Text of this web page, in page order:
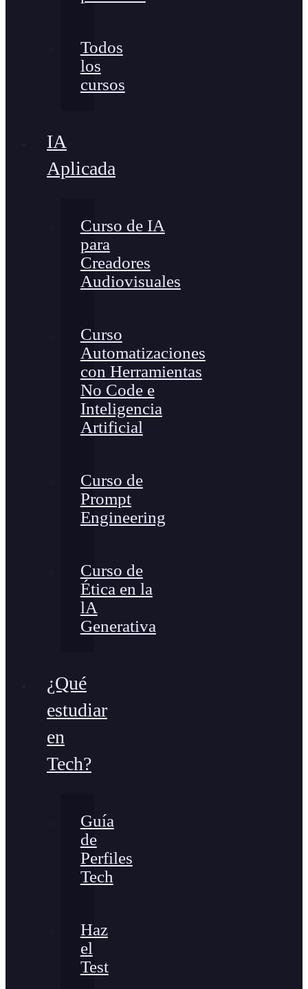
Todos
los
cursos
IA
Aplicada
Curso de IA
para
Creadores
Audiovisuales
Curso
Automatizaciones
con Herramientas
No Code e
Inteligencia
Artificial
Curso de
Prompt
Engineering
Curso de
Ética en la
lA
Generativa
¿Qué
estudiar
en
Tech?
Guía
de
Perfiles
Tech
Haz
el
Test